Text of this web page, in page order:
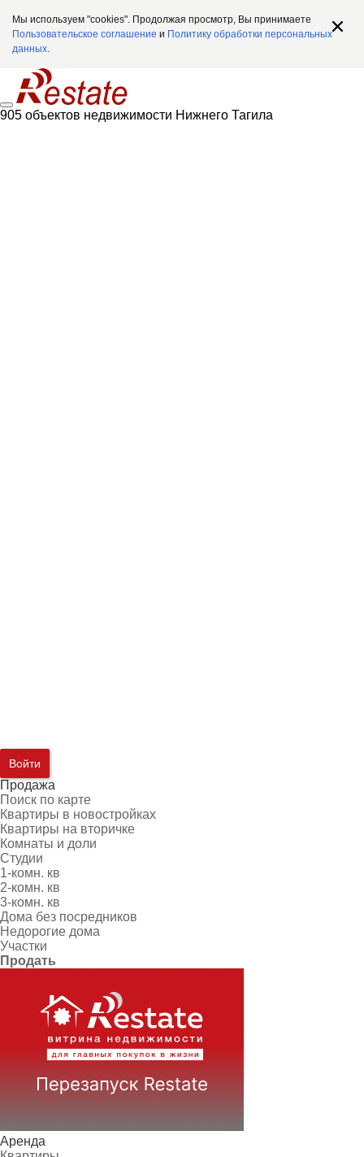
Мы используем "cookies". Продолжая просмотр, Вы принимаете
Пользовательское соглашение и Политику обработки персональных
данных.
905 объектов недвижимости Нижнего Тагила
Войти
Продажа
Поиск по карте
Квартиры в новостройках
Квартиры на вторичке
Комнаты и доли
Студии
1-комн. кв
2-комн. кв
3-комн. кв
Дома без посредников
Недорогие дома
Участки
Продать
Аренда